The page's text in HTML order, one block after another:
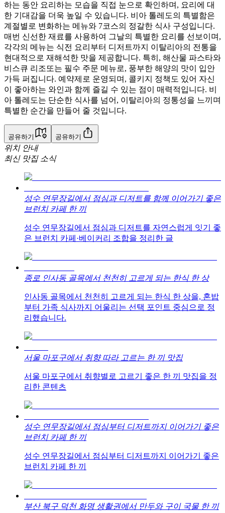
하는 동안 요리하는 모습을 직접 눈으로 확인하며, 요리에 대
한 기대감을 더욱 높일 수 있습니다. 비아 톨레도의 특별함은
계절별로 변화하는 메뉴와 7코스의 정갈한 식사 구성입니다.
매번 신선한 재료를 사용하여 그날의 특별한 요리를 선보이며,
각각의 메뉴는 식전 요리부터 디저트까지 이탈리아의 전통을
현대적으로 재해석한 맛을 제공합니다. 특히, 해산물 파스타와
비스큐 리조또는 필수 주문 메뉴로, 풍부한 해양의 맛이 입안
가득 퍼집니다. 예약제로 운영되며, 콜키지 정책도 있어 자신
이 좋아하는 와인과 함께 즐길 수 있는 점이 매력적입니다. 비
아 톨레도는 단순한 식사를 넘어, 이탈리아의 정통성을 느끼며
특별한 순간을 만들어 줄 것입니다.
공유하기 공유하기
위치 안내
최신 맛집 소식
성수 연무장길에서 점심과 디저트를 함께 이어가기 좋은
브런치 카페 한 끼
성수 연무장길에서 점심과 디저트를 자연스럽게 잇기 좋
은 브런치 카페·베이커리 조합을 정리한 글
종로 인사동 골목에서 천천히 고르게 되는 한식 한 상
인사동 골목에서 천천히 고르게 되는 한식 한 상을, 혼밥
부터 가족 식사까지 어울리는 선택 포인트 중심으로 정
리했습니다.
서울 마포구에서 취향 따라 고르는 한 끼 맛집
서울 마포구에서 취향별로 고르기 좋은 한 끼 맛집을 정
리한 콘텐츠
성수 연무장길에서 점심부터 디저트까지 이어가기 좋은
브런치 카페 한 끼
성수 연무장길에서 점심부터 디저트까지 이어가기 좋은
브런치 카페 한 끼
부산 북구 덕천 화명 생활권에서 만두와 구이 국물 한 끼